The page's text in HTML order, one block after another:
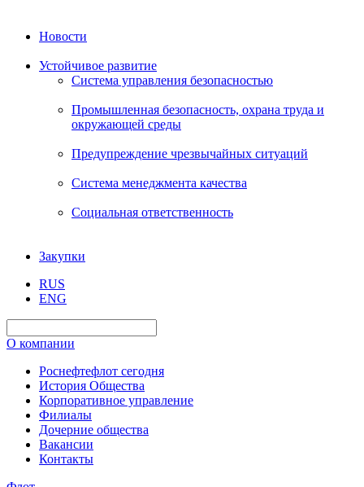
Новости
Устойчивое развитие
Система управления безопасностью
Промышленная безопасность, охрана труда и
окружающей среды
Предупреждение чрезвычайных ситуаций
Система менеджмента качества
Социальная ответственность
Закупки
RUS
ENG
О компании
Роснефтефлот сегодня
История Общества
Корпоративное управление
Филиалы
Дочерние общества
Вакансии
Контакты